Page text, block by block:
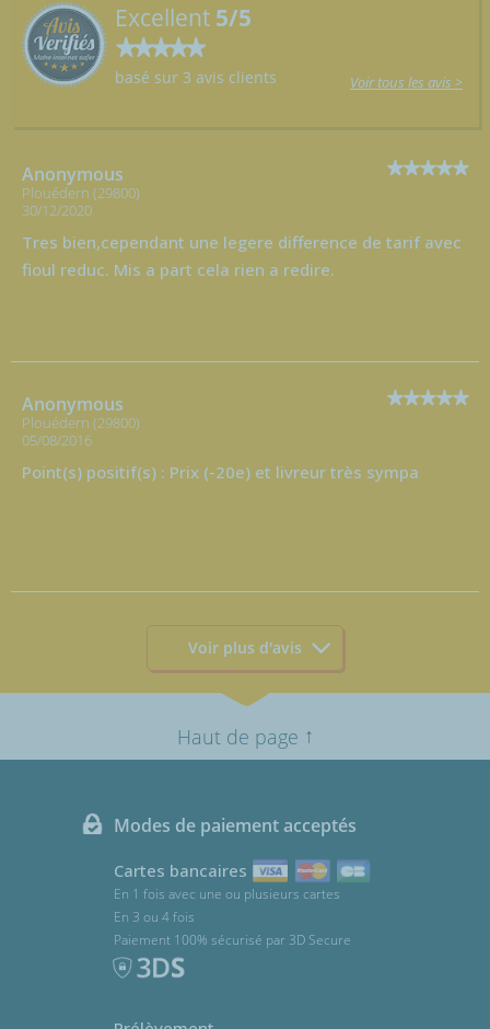
Excellent 5/5
basé sur 3 avis clients Voir tous les avis >
Anonymous
Plouédern (29800)
30/12/2020
Tres bien,cependant une legere difference de tarif avec
fioul reduc. Mis a part cela rien a redire.
Anonymous
Plouédern (29800)
05/08/2016
Point(s) positif(s) : Prix (-20e) et livreur très sympa
Voir plus d'avis
Haut de page ↑
Modes de paiement acceptés
Cartes bancaires
En 1 fois avec une ou plusieurs cartes
En 3 ou 4 fois
Paiement 100% sécurisé par 3D Secure